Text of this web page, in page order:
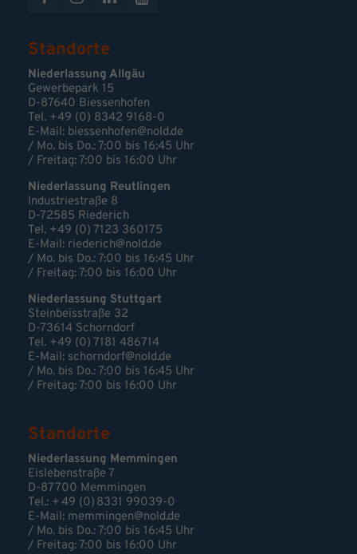
Standorte
Niederlassung Allgäu
Gewerbepark 15
D-87640 Biessenhofen
Tel. +49 (0) 8342 9168-0
E-Mail: biessenhofen@nold.de
/ Mo. bis Do.: 7:00 bis 16:45 Uhr
/ Freitag: 7:00 bis 16:00 Uhr
Niederlassung Reutlingen
Industriestraße 8
D-72585 Riederich
Tel. +49 (0) 7123 360175
E-Mail: riederich@nold.de
/ Mo. bis Do.: 7:00 bis 16:45 Uhr
/ Freitag: 7:00 bis 16:00 Uhr
Niederlassung Stuttgart
Steinbeisstraße 32
D-73614 Schorndorf
Tel. +49 (0) 7181 486714
E-Mail: schorndorf@nold.de
/ Mo. bis Do.: 7:00 bis 16:45 Uhr
/ Freitag: 7:00 bis 16:00 Uhr
Standorte
Niederlassung Memmingen
Eislebenstraße 7
D-87700 Memmingen
Tel.: + 49 (0) 8331 99039-0
E-Mail: memmingen@nold.de
/ Mo. bis Do.: 7:00 bis 16:45 Uhr
/ Freitag: 7:00 bis 16:00 Uhr